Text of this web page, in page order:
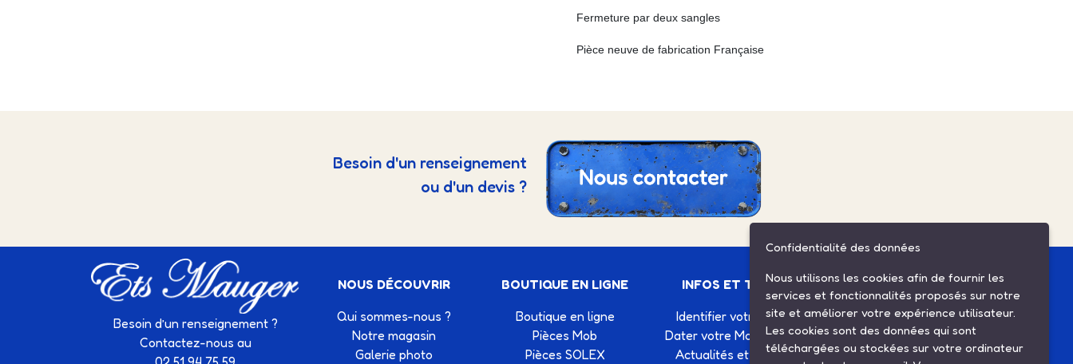
Fermeture par deux sangles
Pièce neuve de fabrication Française
Besoin d'un renseignement
ou d'un devis ?
Besoin d’un renseignement ?
Contactez-nous au
NOUS DÉCOUVRIR
Qui sommes-nous ?
Notre magasin
Galerie photo
BOUTIQUE EN LIGNE
Boutique en ligne
Pièces Mob
Pièces SOLEX
INFOS ET TUTOS
Identifier votre Solex
Dater votre Motobécane
Actualités et agenda
ESPACE CLIENT
Mes commandes
Mes informations
Mes listes d'achats
Confidentialité des données
Nous utilisons les cookies afin de fournir les
services et fonctionnalités proposés sur notre
site et améliorer votre expérience utilisateur.
Les cookies sont des données qui sont
téléchargées ou stockées sur votre ordinateur